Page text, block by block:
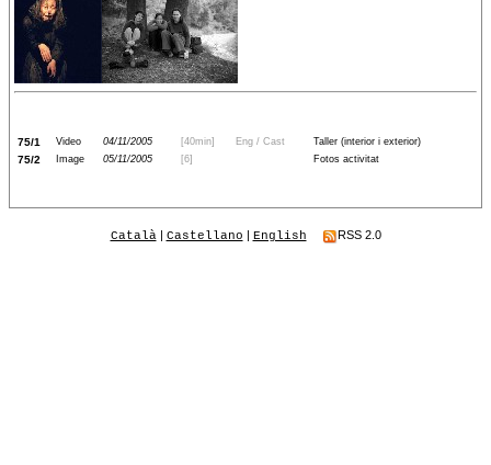
75/1 Video 04/11/2005 [40min] Eng / Cast Taller (interior i exterior)
75/2 Image 05/11/2005 [6] Fotos activitat
Català | Castellano | English RSS 2.0